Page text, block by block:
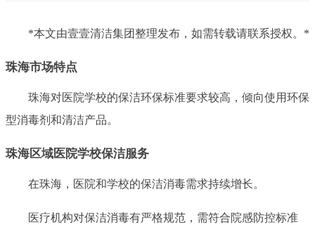
*本文由壹壹清洁集团整理发布，如需转载请联系授权。*
珠海市场特点
珠海对医院学校的保洁环保标准要求较高，倾向使用环保
型消毒剂和清洁产品。
珠海区域医院学校保洁服务
在珠海，医院和学校的保洁消毒需求持续增长。
医疗机构对保洁消毒有严格规范，需符合院感防控标准